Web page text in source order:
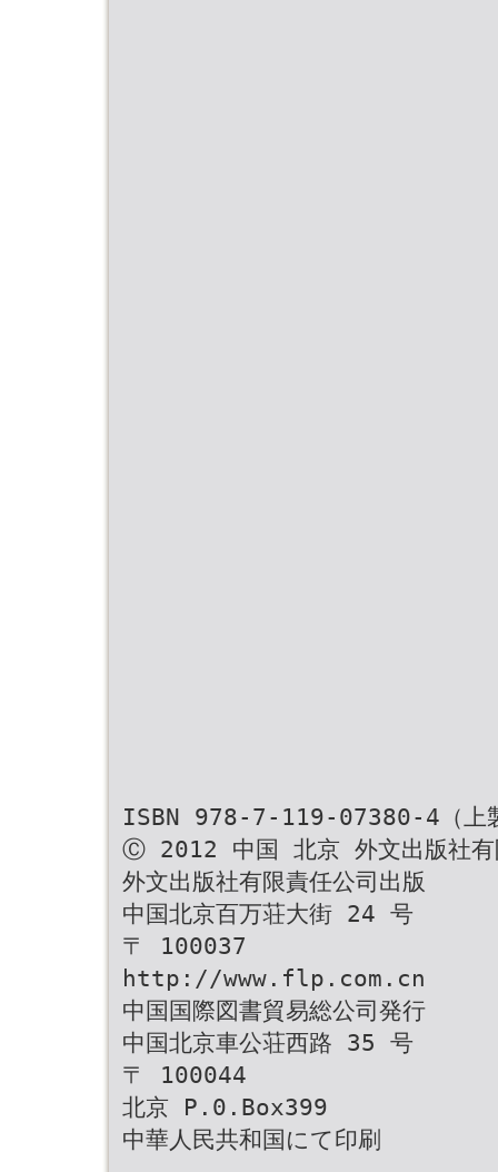
ISBN 978-7-119-07380-4（上
Ⓒ 2012 中国 北京 外文出版社有
外文出版社有限責任公司出版
中国北京百万荘大街 24 号
〒 100037
http://www.flp.com.cn
中国国際図書貿易総公司発行
中国北京車公荘西路 35 号
〒 100044
北京 P.0.Box399
中華人民共和国にて印刷